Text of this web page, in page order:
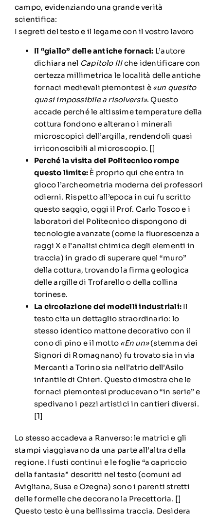
campo, evidenziando una grande verità
scientifica:
I segreti del testo e il legame con il vostro lavoro
Il “giallo” delle antiche fornaci: L’autore
dichiara nel Capitolo IIIche identificare con
certezza millimetrica le località delle antiche
fornaci medievali piemontesi è «un quesito
quasi impossibile a risolversi». Questo
accade perché le altissime temperature della
cottura fondono e alterano i minerali
microscopici dell’argilla, rendendoli quasi
irriconoscibili al microscopio. []
Perché la visita del Politecnico rompe
questo limite: È proprio qui che entra in
gioco l’archeometria moderna dei professori
odierni. Rispetto all’epoca in cui fu scritto
questo saggio, oggi il Prof. Carlo Tosco e i
laboratori del Politecnico dispongono di
tecnologie avanzate (come la fluorescenza a
raggi X e l’analisi chimica degli elementi in
traccia) in grado di superare quel “muro”
della cottura, trovando la firma geologica
delle argille di Trofarello o della collina
torinese.
La circolazione dei modelli industriali:Il
testo cita un dettaglio straordinario: lo
stesso identico mattone decorativo con il
cono di pino e il motto «En un»(stemma dei
Signori di Romagnano) fu trovato sia in via
Mercanti a Torino sia nell’atrio dell’Asilo
infantile di Chieri. Questo dimostra che le
fornaci piemontesi producevano “in serie” e
spedivano i pezzi artistici in cantieri diversi.
[1]
Lo stesso accadeva a Ranverso: le matrici e gli
stampi viaggiavano da una parte all’altra della
regione. I fusti continui e le foglie “a capriccio
della fantasia” descritti nel testo (comuni ad
Avigliana, Susa e Ozegna) sono i parenti stretti
delle formelle che decorano la Precettoria. []
Questo testo è una bellissima traccia. Desidera